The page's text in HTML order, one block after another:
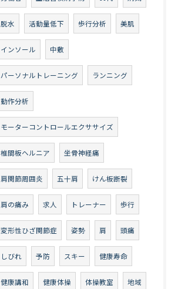
脱水 活動量低下 歩行分析 美肌
インソール 中敷
パーソナルトレーニング ランニング
動作分析
モーターコントロールエクササイズ
椎間板ヘルニア 坐骨神経痛
肩関節周囲炎 五十肩 けん板断裂
肩の痛み 求人 トレーナー 歩行
変形性ひざ関節症 姿勢 肩 頭痛
しびれ 予防 スキー 健康寿命
健康講和 健康体操 体操教室 地域